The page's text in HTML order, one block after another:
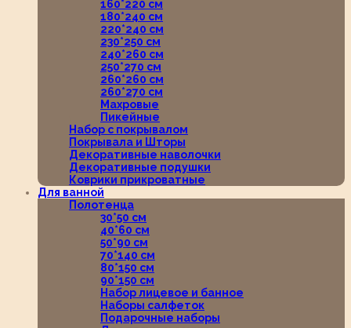
160*220 см
180*240 см
220*240 см
230*250 см
240*260 см
250*270 см
260*260 см
260*270 см
Махровые
Пикейные
Набор с покрывалом
Покрывала и Шторы
Декоративные наволочки
Декоративные подушки
Коврики прикроватные
Для ванной
Полотенца
30*50 см
40*60 см
50*90 см
70*140 см
80*150 см
90*150 см
Набор лицевое и банное
Наборы салфеток
Подарочные наборы